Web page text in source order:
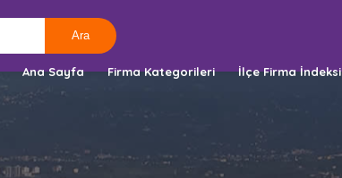
Ana Sayfa Firma Kategorileri İlçe Firma İndeksi